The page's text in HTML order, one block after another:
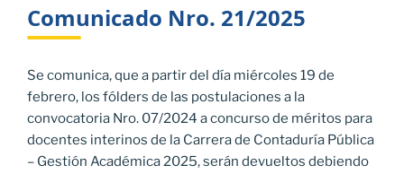
Comunicado Nro. 21/2025
Se comunica, que a partir del día miércoles 19 de
febrero, los fólders de las postulaciones a la
convocatoria Nro. 07/2024 a concurso de méritos para
docentes interinos de la Carrera de Contaduría Pública
– Gestión Académica 2025, serán devueltos debiendo